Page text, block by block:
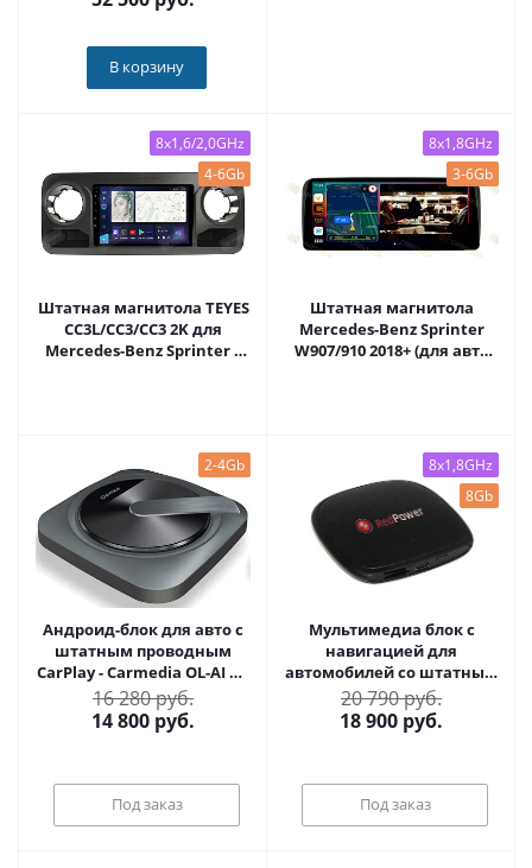
В корзину
8x1,6/2,0GHz
4-6Gb
Штатная магнитола TEYES
CC3L/CC3/CC3 2K для
Mercedes-Benz Sprinter 3
8x1,8GHz
3-6Gb
Штатная магнитола
Mercedes-Benz Sprinter
W907/910 2018+ (для авто
2-4Gb
Андроид-блок для авто с
штатным проводным
CarPlay - Carmedia OL-AI на
Android 10-11, проц.
Snapdragon, 2/16, 3/32, 4/64,
4G-SIM, подключение по
16 280 руб.
14 800 руб.
Под заказ
8x1,8GHz
8Gb
Мультимедиа блок с
навигацией для
автомобилей со штатным
USB CarPlay - Redpower
RPAIPRO Android 13,
Snapdragon, 6/128Гб, 4G
20 790 руб.
18 900 руб.
Под заказ